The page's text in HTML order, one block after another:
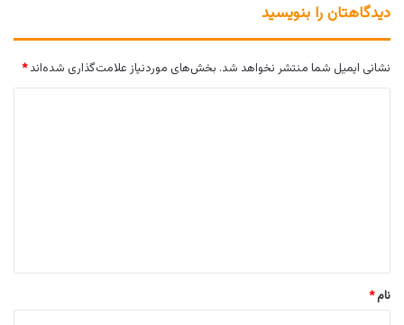
دیدگاهتان را بنویسید
نشانی ایمیل شما منتشر نخواهد شد. بخش‌های موردنیاز علامت‌گذاری شده‌اند*
نام*